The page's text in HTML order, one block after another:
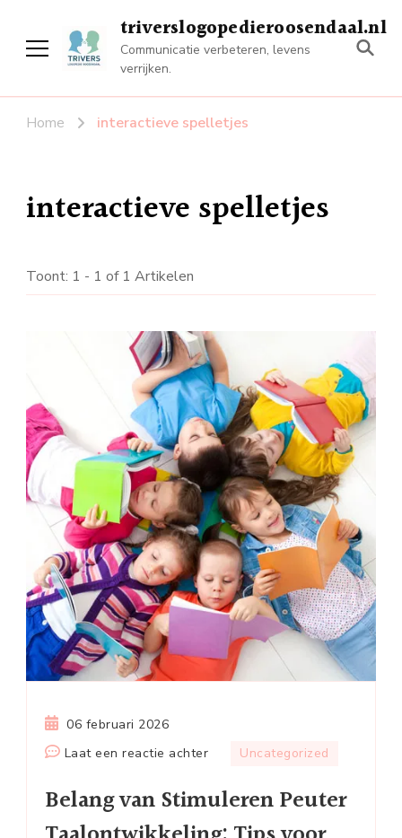
triverslogopedieroosendaal.nl
Communicatie verbeteren, levens
verrijken.
Home interactieve spelletjes
interactieve spelletjes
Toont: 1 - 1 of 1 Artikelen
06 februari 2026
Laat een reactie achterop
van
Stimuleren
Uncategorized
Belang van Stimuleren Peuter